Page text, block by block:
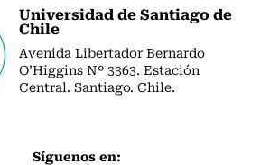
Universidad de Santiago de
Chile
Avenida Libertador Bernardo
O’Higgins Nº 3363. Estación
Central. Santiago. Chile.
Síguenos en: